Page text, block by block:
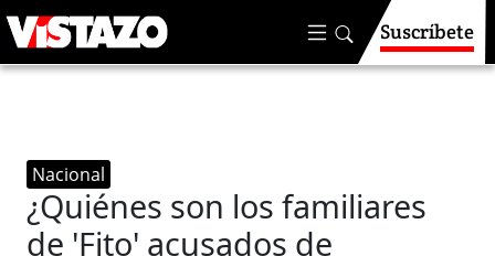
Suscríbete
Nacional
¿Quiénes son los familiares
de 'Fito' acusados de